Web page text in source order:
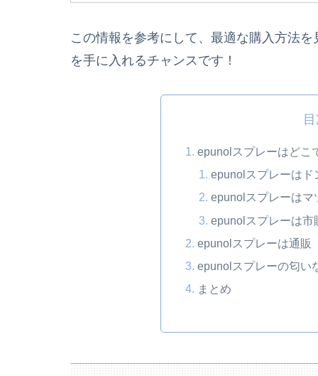
この情報を参考にして、最適な購入方法
を手に入れるチャンスです！
epunolスプレーはどこ
epunolスプレーはド
epunolスプレーはマ
epunolスプレーは市
epunolスプレーは通販
epunolスプレーの匂い
まとめ